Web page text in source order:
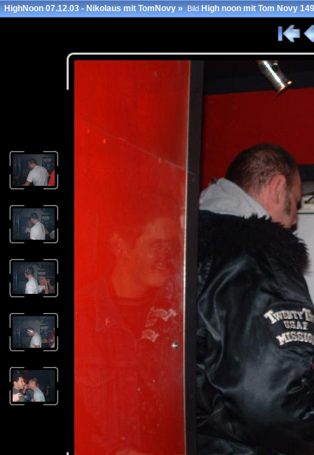
HighNoon 07.12.03 - Nikolaus mit TomNovy»BildHigh noon mit Tom Novy 149